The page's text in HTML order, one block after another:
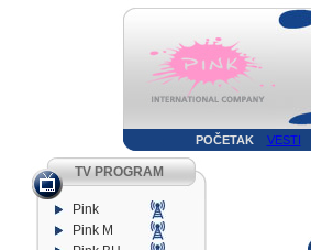
POČETAK VESTI
TV PROGRAM
Pink
Pink M